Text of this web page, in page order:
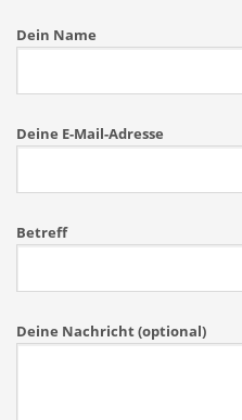
Dein Name
Deine E-Mail-Adresse
Betreff
Deine Nachricht (optional)